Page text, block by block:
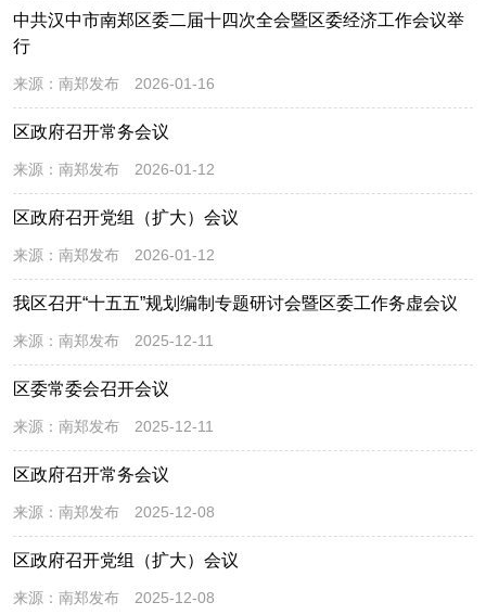
中共汉中市南郑区委二届十四次全会暨区委经济工作会议举
行
来源： 南郑发布 2026-01-16
区政府召开常务会议
来源： 南郑发布 2026-01-12
区政府召开党组（扩大）会议
来源： 南郑发布 2026-01-12
我区召开“十五五”规划编制专题研讨会暨区委工作务虚会议
来源： 南郑发布 2025-12-11
区委常委会召开会议
来源： 南郑发布 2025-12-11
区政府召开常务会议
来源： 南郑发布 2025-12-08
区政府召开党组（扩大）会议
来源： 南郑发布 2025-12-08